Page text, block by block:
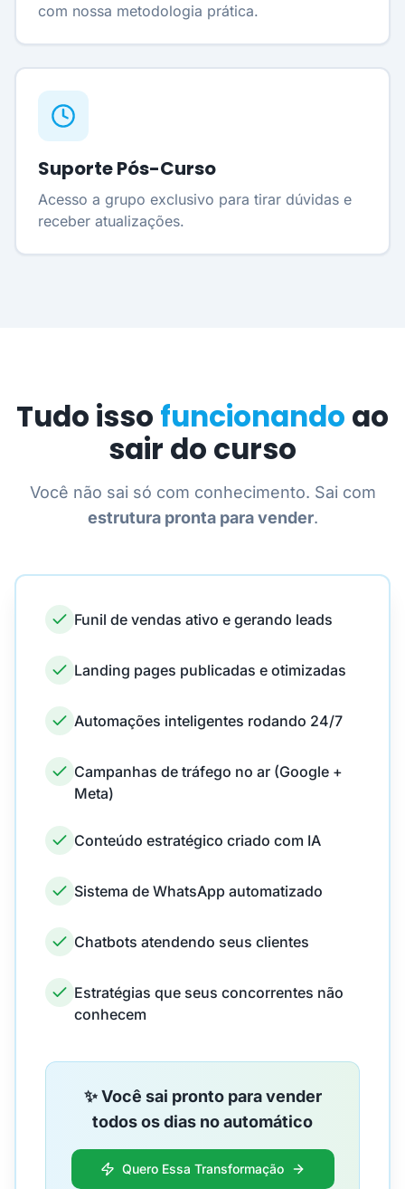
com nossa metodologia prática.
Suporte Pós-Curso
Acesso a grupo exclusivo para tirar dúvidas e
receber atualizações.
Tudo isso funcionando ao
sair do curso
Você não sai só com conhecimento. Sai com
estrutura pronta para vender.
Funil de vendas ativo e gerando leads
Landing pages publicadas e otimizadas
Automações inteligentes rodando 24/7
Campanhas de tráfego no ar (Google +
Meta)
Conteúdo estratégico criado com IA
Sistema de WhatsApp automatizado
Chatbots atendendo seus clientes
Estratégias que seus concorrentes não
conhecem
✨ Você sai pronto para vender
todos os dias no automático
Quero Essa Transformação